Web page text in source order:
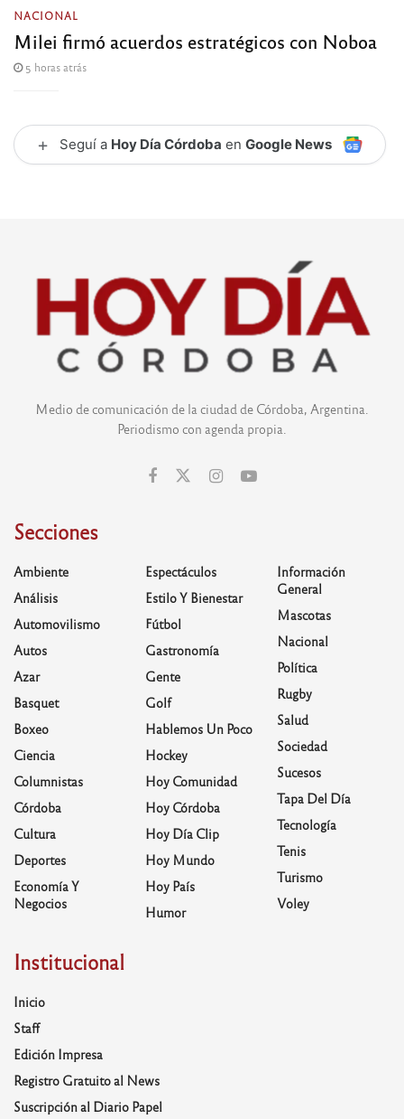
NACIONAL
Milei firmó acuerdos estratégicos con Noboa
5 horas atrás
+ Seguí a Hoy Día Córdoba en Google News
Medio de comunicación de la ciudad de Córdoba, Argentina.
Periodismo con agenda propia.
Secciones
Ambiente
Análisis
Automovilismo
Autos
Azar
Basquet
Boxeo
Ciencia
Columnistas
Córdoba
Cultura
Deportes
Economía Y
Negocios
Espectáculos
Estilo Y Bienestar
Fútbol
Gastronomía
Gente
Golf
Hablemos Un Poco
Hockey
Hoy Comunidad
Hoy Córdoba
Hoy Día Clip
Hoy Mundo
Hoy País
Humor
Información
General
Mascotas
Nacional
Política
Rugby
Salud
Sociedad
Sucesos
Tapa Del Día
Tecnología
Tenis
Turismo
Voley
Institucional
Inicio
Staff
Edición Impresa
Registro Gratuito al News
Suscripción al Diario Papel